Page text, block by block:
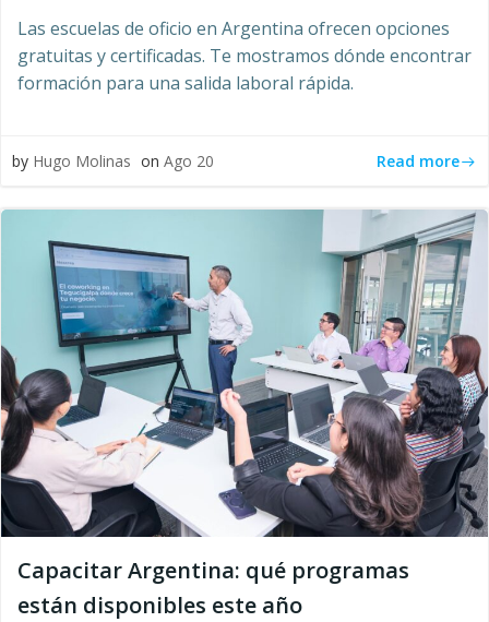
Las escuelas de oficio en Argentina ofrecen opciones
gratuitas y certificadas. Te mostramos dónde encontrar
formación para una salida laboral rápida.
by Hugo Molinas on Ago 20 Read more
Capacitar Argentina: qué programas
están disponibles este año